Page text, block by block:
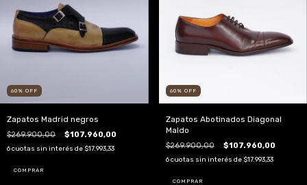
60 % OFF
Zapatos Madrid negros
$269.900,00 $107.960,00
6cuotas sin interés de $17.993,33
COMPRAR
60 % OFF
Zapatos Abotinados Diagonal
Maldo
$269.900,00 $107.960,00
6 cuotas sin interés de $17.993,33
COMPRAR